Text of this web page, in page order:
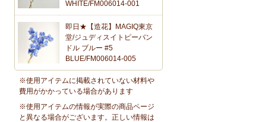
WHITE/FM006014-001
即日★【造花】MAGIQ東京
堂/ジュディスイトピーバン
ドル ブルー #5
BLUE/FM006014-005
※使用アイテムに掲載されていない材料や
費用がかかっている場合があります
※使用アイテムの情報が実際の商品ページ
と異なる場合がございます。正しい情報は